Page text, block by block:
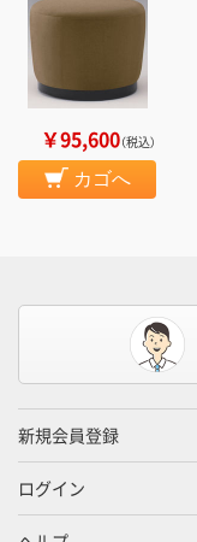
￥95,600（税込）
カゴへ
新規会員登録
ログイン